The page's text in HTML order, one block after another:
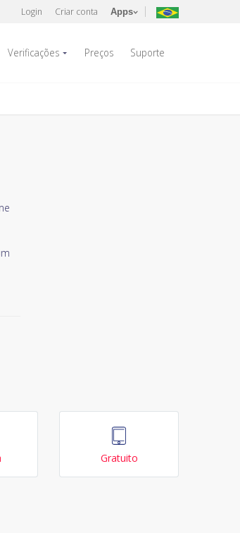
Login Criar conta Apps
Verificações Preços Suporte
Gratuito